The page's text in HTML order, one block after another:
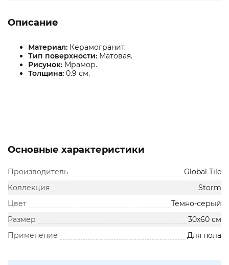
Описание
Материал: Керамогранит.
Тип поверхности: Матовая.
Рисунок: Мрамор.
Толщина: 0.9 см.
Основные характеристики
Производитель
Global Tile
Коллекция
Storm
Цвет
Темно-серый
Размер
30х60 см
Применение
Для пола